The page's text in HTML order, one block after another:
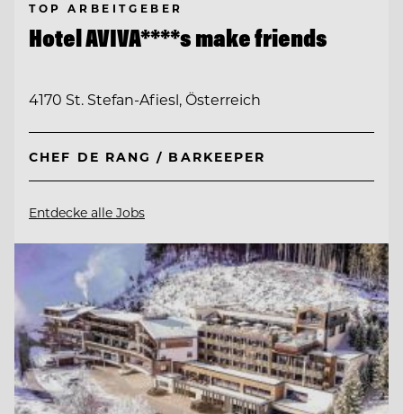
TOP ARBEITGEBER
Hotel AVIVA****s make friends
4170 St. Stefan-Afiesl, Österreich
CHEF DE RANG / BARKEEPER
Entdecke alle Jobs